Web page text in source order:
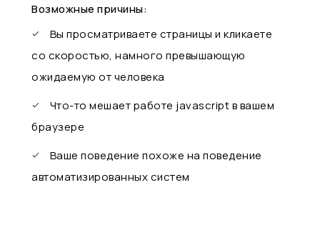
Возможные причины:
Вы просматриваете страницы и кликаете
со скоростью, намного превышающую
ожидаемую от человека
Что-то мешает работе javascript в вашем
браузере
Ваше поведение похоже на поведение
автоматизированных систем